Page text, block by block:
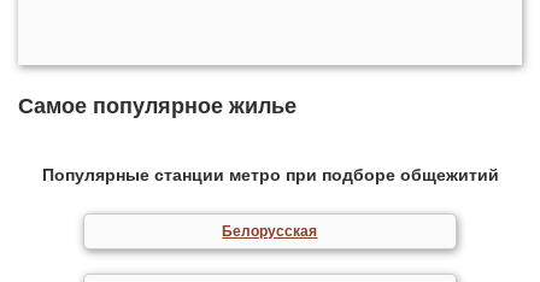
Самое популярное жилье
Популярные станции метро при подборе общежитий
Белорусская